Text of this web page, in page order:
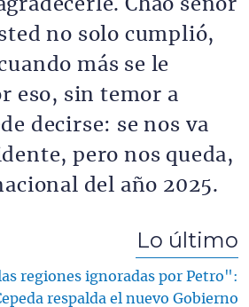
Chao señor
no solo cumplió,
más se le
eso, sin temor a
decirse: se nos va
pero nos queda,
del año 2025.
Lo último
regiones ignoradas por Petro":
respalda el nuevo Gobierno